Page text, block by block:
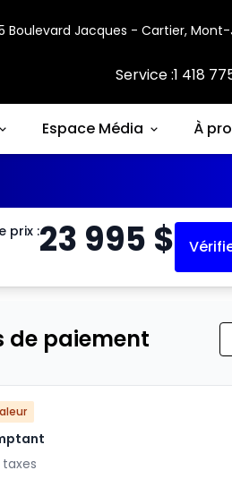
Boulevard Jacques - Cartier, Mont-
Service :1 418
Espace Média À
prix :23 995 $
de paiement